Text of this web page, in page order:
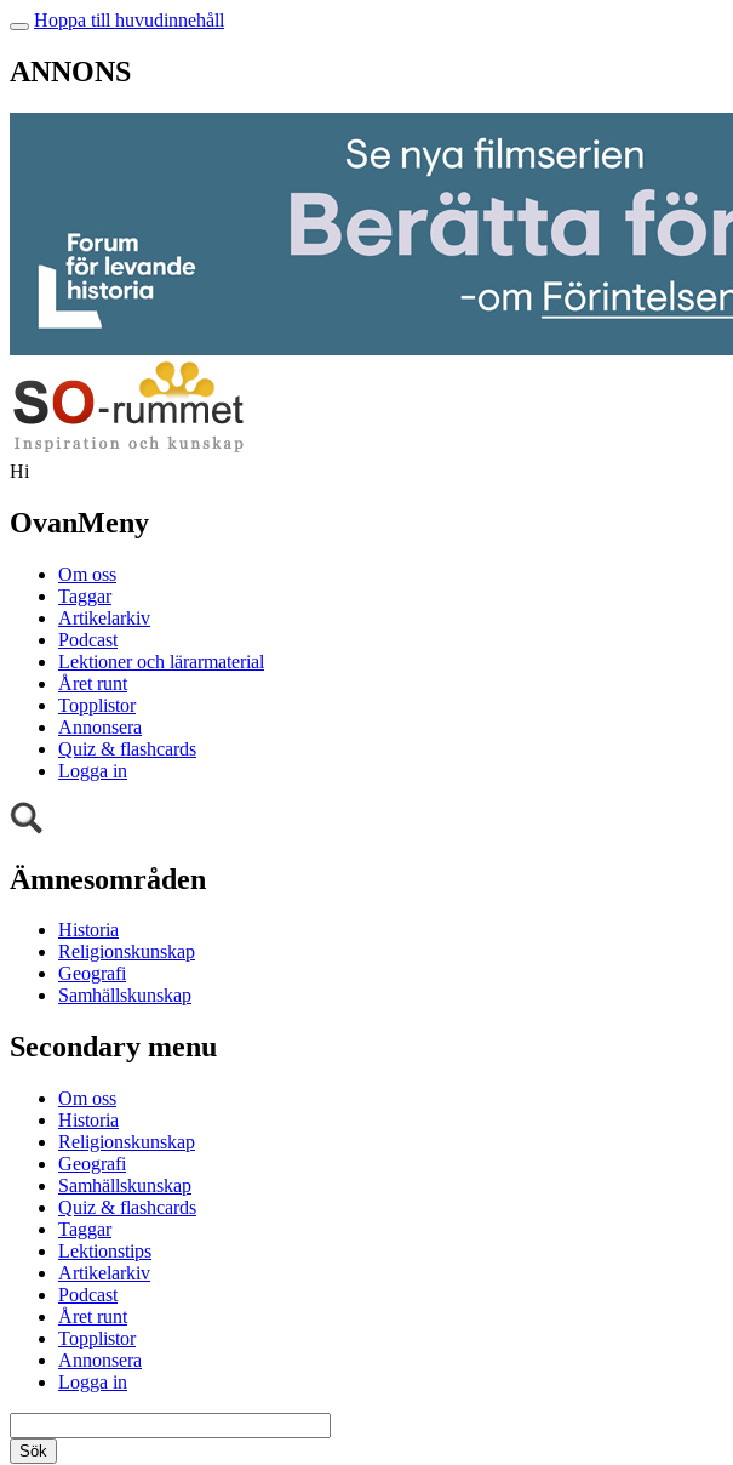
Hoppa till huvudinnehåll
ANNONS
Hi
OvanMeny
Om oss
Taggar
Artikelarkiv
Podcast
Lektioner och lärarmaterial
Året runt
Topplistor
Annonsera
Quiz & flashcards
Logga in
Ämnesområden
Historia
Religionskunskap
Geografi
Samhällskunskap
Secondary menu
Om oss
Historia
Religionskunskap
Geografi
Samhällskunskap
Quiz & flashcards
Taggar
Lektionstips
Artikelarkiv
Podcast
Året runt
Topplistor
Annonsera
Logga in